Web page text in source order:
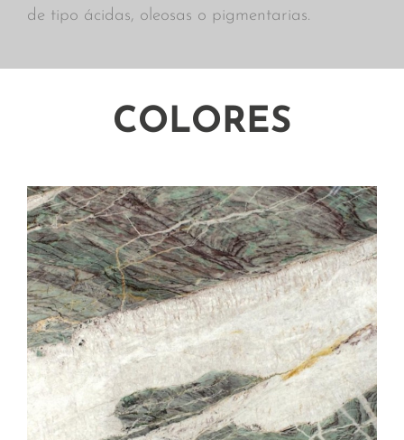
de tipo ácidas, oleosas o pigmentarias.
COLORES